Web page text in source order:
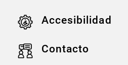
Accesibilidad
Contacto